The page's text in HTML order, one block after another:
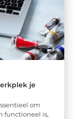
je
om
functioneel is,